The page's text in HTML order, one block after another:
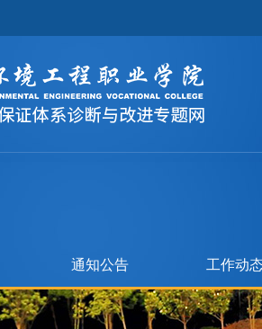
通知公告 工作动